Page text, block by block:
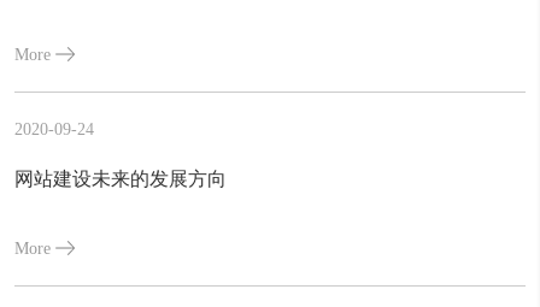
More
2020-09-24
网站建设未来的发展方向
More